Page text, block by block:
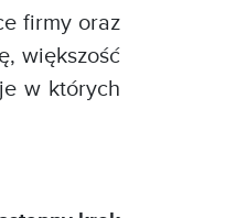
firmy oraz
większość
w których